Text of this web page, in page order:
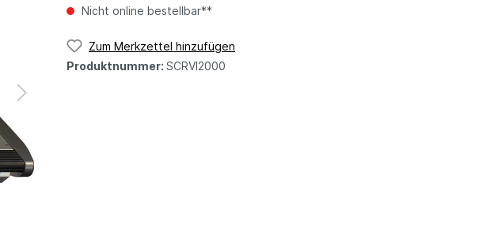
Nicht online bestellbar**
Zum Merkzettel hinzufügen
Produktnummer: SCRVI2000